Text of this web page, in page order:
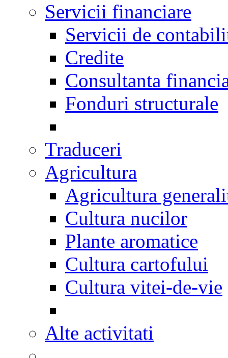
Servicii financiare
Servicii de
Credite
Consultanta
Fonduri structurale
Traduceri
Agricultura
Agricultura
Cultura nucilor
Plante aromatice
Cultura cartofului
Cultura vitei-de-vie
Alte activitati